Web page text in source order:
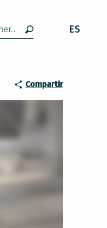
ES
Compartir